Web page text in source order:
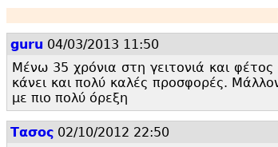
guru 04/03/2013 11:50
Μένω 35 χρόνια στη γειτονιά και
κάνει και πολύ καλές προσφορές.
με πιο πολύ όρεξη
Τασος 02/10/2012 22:50